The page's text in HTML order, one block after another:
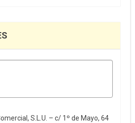
S.L.U. – c/ 1º de Mayo, 64